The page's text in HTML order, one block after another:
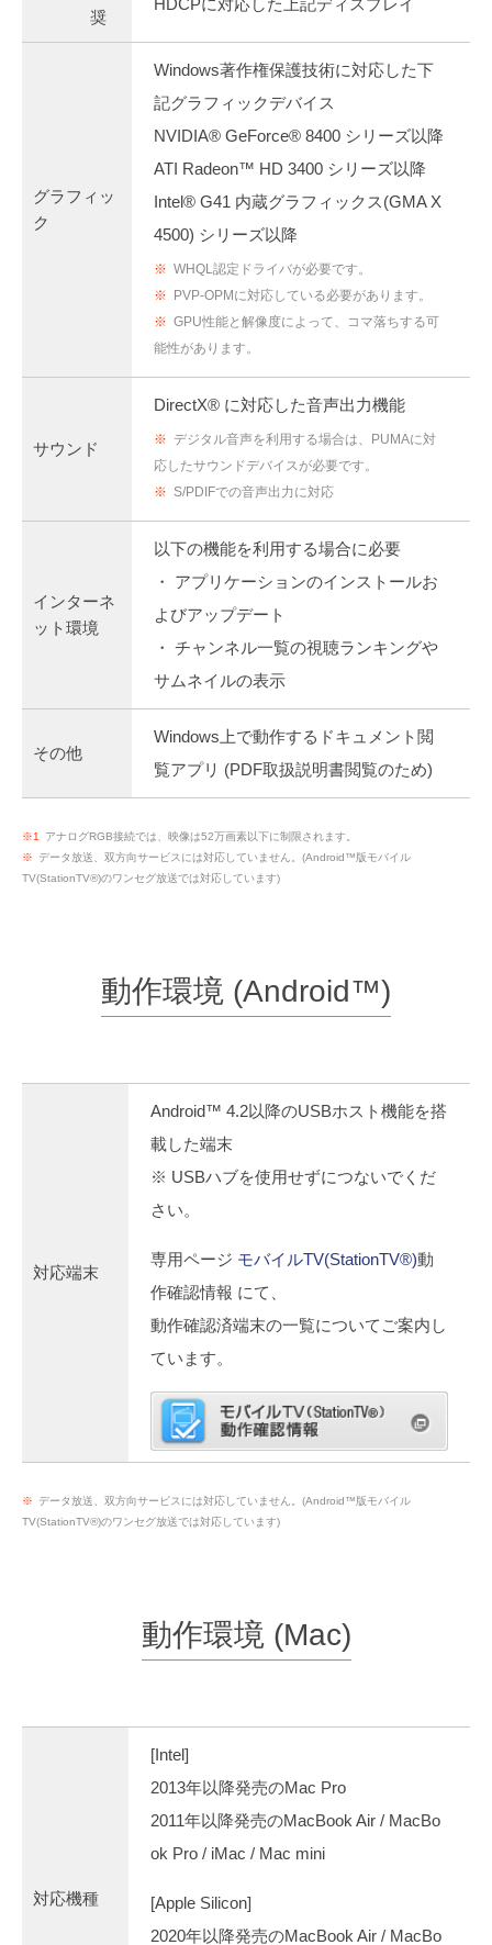
奨
HDCPに対応した上記ディスプレイ
グラフィッ
ク
Windows著作権保護技術に対応した下
記グラフィックデバイス
NVIDIA® GeForce® 8400 シリーズ以降
ATI Radeon™ HD 3400 シリーズ以降
Intel® G41 内蔵グラフィックス(GMA X
4500) シリーズ以降
※ WHQL認定ドライバが必要です。
※
PVP-OPMに対応している必要があります。
※ GPU性能と解像度によって、コマ落ちする可
能性があります。
サウンド
DirectX® に対応した音声出力機能
※ デジタル音声を利用する場合は、PUMAに対
応したサウンドデバイスが必要です。
※ S/PDIFでの音声出力に対応
インターネ
ット環境
以下の機能を利用する場合に必要
・ アプリケーションのインストールお
よびアップデート
・ チャンネル一覧の視聴ランキングや
サムネイルの表示
その他
Windows上で動作するドキュメント閲
覧アプリ (PDF取扱説明書閲覧のため)
※1
アナログRGB接続では、映像は52万画素以下に制限されます。
※
データ放送、双方向サービスには対応していません。(Android™版モバイル
TV(StationTV®)のワンセグ放送では対応しています)
動作環境 (Android™)
対応端末
Android™ 4.2以降のUSBホスト機能を搭
載した端末
※ USBハブを使用せずにつないでくだ
さい。
専用ページ モバイルTV(StationTV®)動
作確認情報 にて、
動作確認済端末の一覧についてご案内し
ています。
※
データ放送、双方向サービスには対応していません。(Android™版モバイル
TV(StationTV®)のワンセグ放送では対応しています)
動作環境 (Mac)
対応機種
[Intel]
2013年以降発売のMac Pro
2011年以降発売のMacBook Air / MacBo
ok Pro / iMac / Mac mini
[Apple Silicon]
2020年以降発売のMacBook Air / MacBo